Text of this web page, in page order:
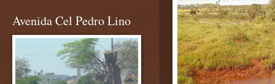
Avenida Cel Pedro Lino